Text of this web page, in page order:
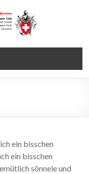
ein bisschen
ein bisschen
sönnele und